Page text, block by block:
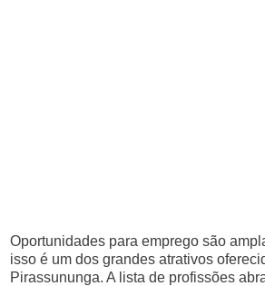
Oportunidades para emprego são
isso é um dos grandes atrativos
Pirassununga. A lista de profissões